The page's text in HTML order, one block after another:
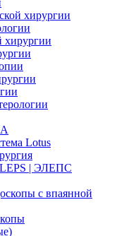
хирургии
хирургии
Lotus
| ЭЛЕПС
с впаянной